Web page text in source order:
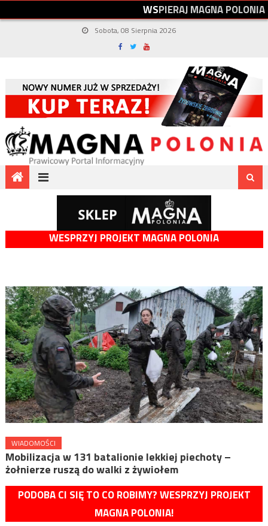
WSPIERAJMAGNAPOLONIA
Sobota, 08 Sierpnia 2026
WESPRZYJ PROJEKT MAGNA POLONIA
WIADOMOŚCI
Mobilizacja w 131 batalionie lekkiej piechoty –
żołnierze ruszą do walki z żywiołem
PODOBA CI SIĘ TO CO ROBIMY? WESPRZYJ PROJEKT
MAGNA POLONIA!